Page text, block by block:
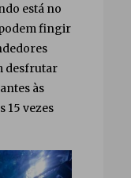
está no
fingir
desfrutar
às
15 vezes